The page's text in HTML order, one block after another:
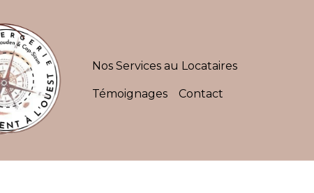
Nos Services au Locataires
Témoignages Contact